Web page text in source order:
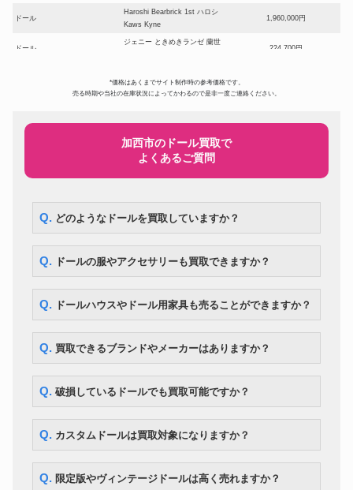
ドール
Haroshi Bearbrick 1st ハロシ
Kaws Kyne
1,960,000円
ドール
ジェニー ときめきランゼ 蘭世
224,700円
BAPE(R) ABC CAMO SHARK
BE@RBRICK ベイプ メディコ
297,500円
イデン SD 真紅
ドール
スーパードルフィー SDエリザベ
ライン 血盟騎士団 甲冑 フルセ
ット
カちゃんハウス 少女漫画家 牧美
也子イラスト付
まきまきカールのおしゃれなリ
175,700円
Kaws カウズ Pinocchio Wood
カリモク
BE@RBRICK エヴァンゲリオン
初号機 CHROME Ver.1000％
WORLD WIDE TOUR 3 開催記
ドール ネオブライス モッドモーリー 12,600円
ボークス DDS アイドルマスタ
ママチャップトイ ちっちゃな
ちっちゃな女の子こと乃
*価格はあくまでサイト制作時の参考価格です。
売る時期や当社の在庫状況によってかわるので是非一度ご連絡ください。
加西市のドール買取で
よくあるご質問
Q. どのようなドールを買取していますか？
Q. ドールの服やアクセサリーも買取できますか？
Q. ドールハウスやドール用家具も売ることができますか？
Q. 買取できるブランドやメーカーはありますか？
Q. 破損しているドールでも買取可能ですか？
Q. カスタムドールは買取対象になりますか？
Q. 限定版やヴィンテージドールは高く売れますか？